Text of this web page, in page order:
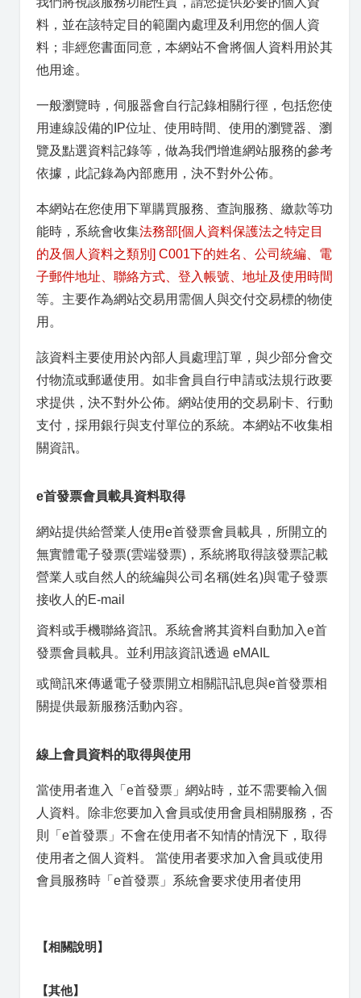
料，並在該特定目的範圍內處理及利用您的個人資
料；非經您書面同意，本網站不會將個人資料用於其
他用途。
一般瀏覽時，伺服器會自行記錄相關行徑，包括您使
用連線設備的IP位址、使用時間、使用的瀏覽器、瀏
覽及點選資料記錄等，做為我們增進網站服務的參考
依據，此記錄為內部應用，決不對外公佈。
本網站在您使用下單購買服務、查詢服務、繳款等功
能時，系統會收集法務部[個人資料保護法之特定目
的及個人資料之類別] C001下的姓名、公司統編、電
子郵件地址、聯絡方式、登入帳號、地址及使用時間
等。主要作為網站交易用需個人與交付交易標的物使
用。
該資料主要使用於內部人員處理訂單，與少部分會交
付物流或郵遞使用。如非會員自行申請或法規行政要
求提供，決不對外公佈。網站使用的交易刷卡、行動
支付，採用銀行與支付單位的系統。本網站不收集相
關資訊。
e首發票會員載具資料取得
網站提供給營業人使用e首發票會員載具，所開立的
無實體電子發票(雲端發票)，系統將取得該發票記載
營業人或自然人的統編與公司名稱(姓名)與電子發票
接收人的E-mail
資料或手機聯絡資訊。系統會將其資料自動加入e首
發票會員載具。並利用該資訊透過 eMAIL
或簡訊來傳遞電子發票開立相關訊訊息與e首發票相
關提供最新服務活動內容。
線上會員資料的取得與使用
當使用者進入「e首發票」網站時，並不需要輸入個
人資料。除非您要加入會員或使用會員相關服務，否
則「e首發票」不會在使用者不知情的情況下，取得
使用者之個人資料。 當使用者要求加入會員或使用
會員服務時「e首發票」系統會要求使用者使用
【相關說明】
【其他】